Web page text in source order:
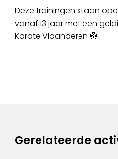
Deze trainingen staan
vanaf 13 jaar met een
Karate Vlaanderen 🥋
Gerelateerde